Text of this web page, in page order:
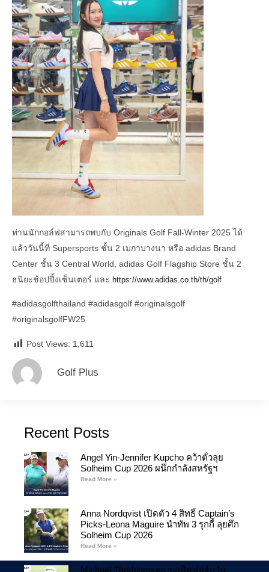
ท่านนักกอล์ฟสามารถพบกับ Originals Golf Fall-Winter 2025 ได้
แล้ววันนี้ที่ Supersports ชั้น 2 เมกาบางนา หรือ adidas Brand
Center ชั้น 3 Central World, adidas Golf Flagship Store ชั้น 2
ธนิยะช้อปปิ้งเซ็นเตอร์ และ https://www.adidas.co.th/th/golf
#adidasgolfthailand #adidasgolf #originalsgolf
#originalsgolfFW25
Post Views: 1,611
Golf Plus
Recent Posts
Angel Yin-Jennifer Kupcho คว้าตั๋วลุย
Solheim Cup 2026 ผนึกกำลังสหรัฐฯ
Read More »
Anna Nordqvist เปิดตัว 4 สิทธิ์ Captain’s
Picks-Leona Maguire นำทัพ 3 รุกกี้ ลุยศึก
Solheim Cup 2026
Read More »
Michael Thorbjornsen ระเบิดฟอร์มวัน